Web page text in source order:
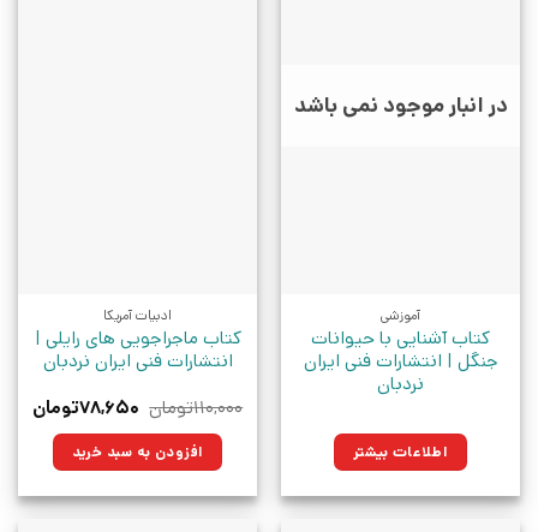
در انبار موجود نمی باشد
آموزشی
کتاب آشنایی با حیوانات
جنگل | انتشارات فنی ایران
نردبان
اطلاعات بیشتر
ادبیات آمریکا
کتاب ماجراجویی های رایلی |
انتشارات فنی ایران نردبان
۱۱۰,۰۰۰تومان قیمت
۱۱۰,۰۰۰تومان
بود.
۷۸,۶۵۰تومان
افزودن به سبد خرید